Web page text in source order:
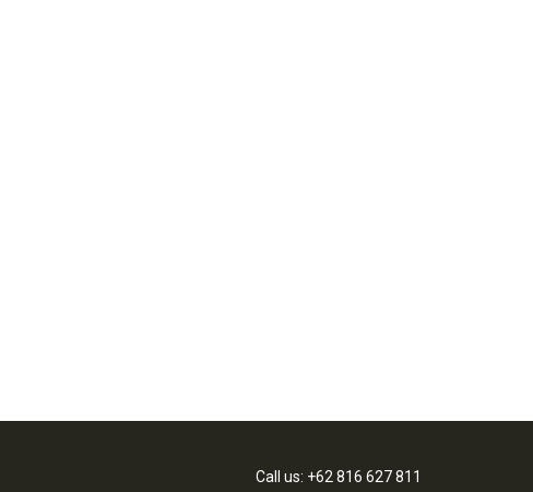
Call us: +62 816 627 811